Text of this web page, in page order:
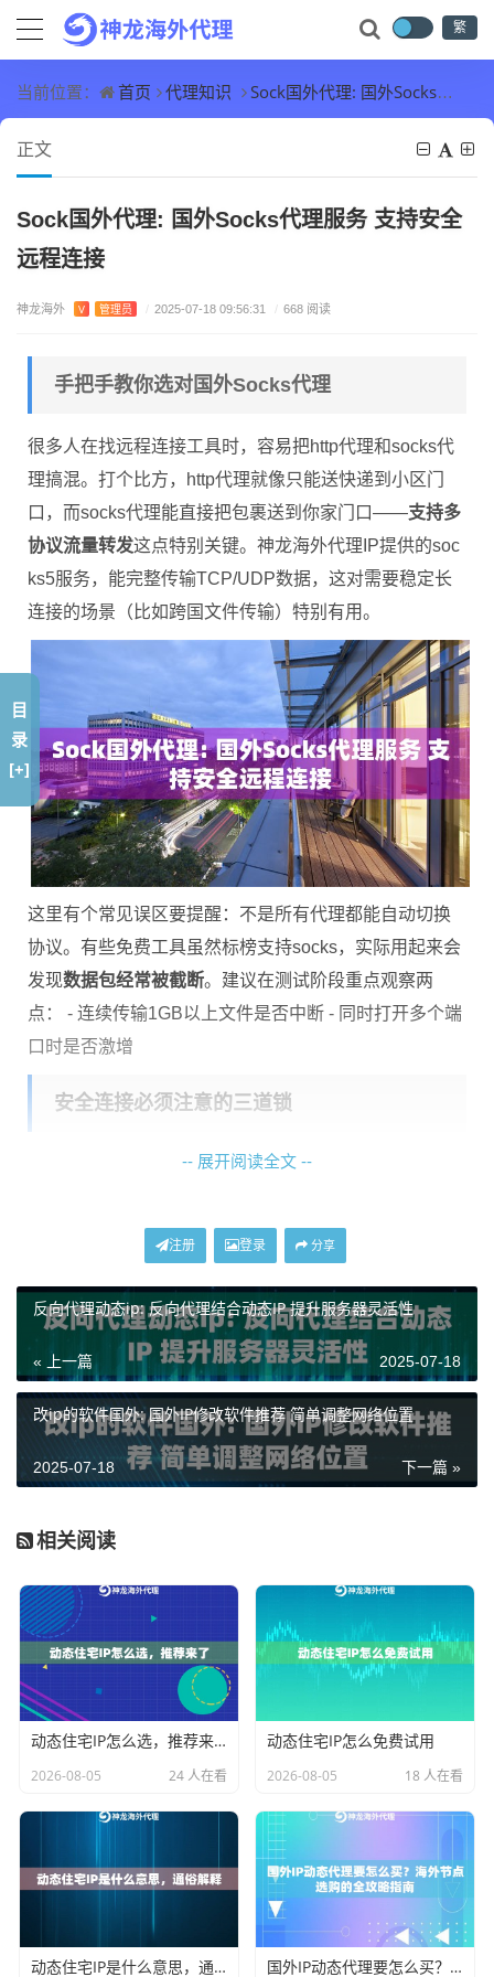
繁
当前位置： 首页 代理知识 Sock国外代理: 国外Socks代理服务 支持安全远程连接
正文
Sock国外代理: 国外Socks代理服务 支持安全
远程连接
神龙海外 V 管理员 / 2025-07-18 09:56:31 / 668 阅读
手把手教你选对国外Socks代理
很多人在找远程连接工具时，容易把http代理和socks代
理搞混。打个比方，http代理就像只能送快递到小区门
口，而socks代理能直接把包裹送到你家门口——支持多
协议流量转发这点特别关键。神龙海外代理IP提供的soc
ks5服务，能完整传输TCP/UDP数据，这对需要稳定长
连接的场景（比如跨国文件传输）特别有用。
这里有个常见误区要提醒：不是所有代理都能自动切换
协议。有些免费工具虽然标榜支持socks，实际用起来会
发现数据包经常被截断。建议在测试阶段重点观察两
点： - 连续传输1GB以上文件是否中断 - 同时打开多个端
口时是否激增
安全连接必须注意的三道锁
远程连接最怕遇到中间人偷窥，这里教大家三个自检方
能端口轮换技术能每小时自动刷新） 2. 检查流量是否
（别信那些只加密登录过程的半吊子服务） 3. 测
试IP地址的纯净度（神龙每个IP都经过黑名单扫描，避免
用二手IP）
遇到过最奇葩的案例：某客户用别家代理时，发现每次
传输财务数据后，对方服务器就会收到异常登录提醒。
后来发现是代理IP被多个用户重复使用导致的，这种情
况在神龙的 独享IP池 里完全不会发生。
实战设置技巧大放送
以常用远程工具为例，正确配置姿势应该是：Putty设置
要点：
- 连接类型选SSH - 代理类型选socks5 - 在"Proxy
hostname"填神龙提供的入口地址 - 勾选"Do DNS name
lookup"
遇到连接闪断别急着骂服务商，先检查本地网络MTU
值。有个简单调试方法： 1. 打开cmd输入`ping -l 1472
3. 逐步减小1472这个数值，直到能正常通信
神龙代理的隐藏技能
除了基础代理功能，他们有些实用设计容易被忽略： -智
-- 展开阅读全文 --
注册 登录 分享
反向代理动态ip: 反向代理结合动态IP 提升服务器灵活性
« 上一篇 2025-07-18
改ip的软件国外: 国外IP修改软件推荐 简单调整网络位置
下一篇 »
2025-07-18
相关阅读
动态住宅IP怎么选，推荐来了
2026-08-05 24 人在看
动态住宅IP怎么免费试用
2026-08-05 18 人在看
动态住宅IP是什么意思，通俗解释 国外IP动态代理要怎么买？海外节点选购的全攻略指南
目
录
[+]